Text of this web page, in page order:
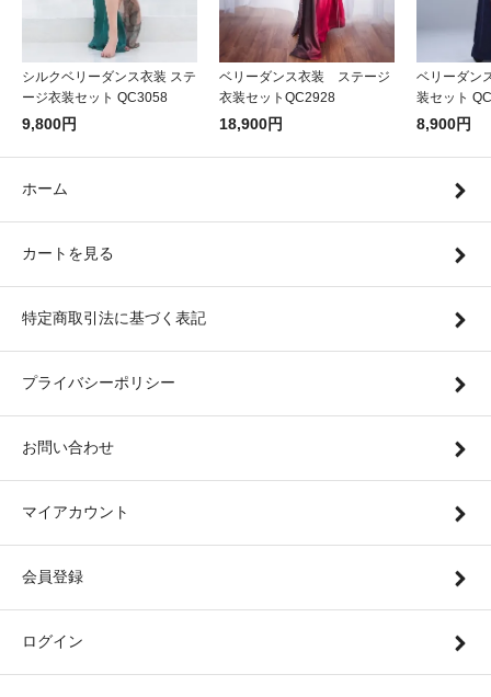
シルクベリーダンス衣装 ステ
ージ衣装セット QC3058
9,800円
ベリーダンス衣装 ステージ
衣装セットQC2928
18,900円
ベリーダン
装セット
8,900円
ホーム
カートを見る
特定商取引法に基づく表記
プライバシーポリシー
お問い合わせ
マイアカウント
会員登録
ログイン